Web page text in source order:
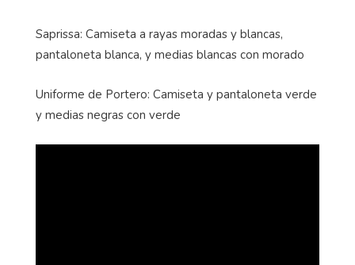
Saprissa: Camiseta a rayas moradas y blancas,
pantaloneta blanca, y medias blancas con morado
Uniforme de Portero: Camiseta y pantaloneta verde
y medias negras con verde